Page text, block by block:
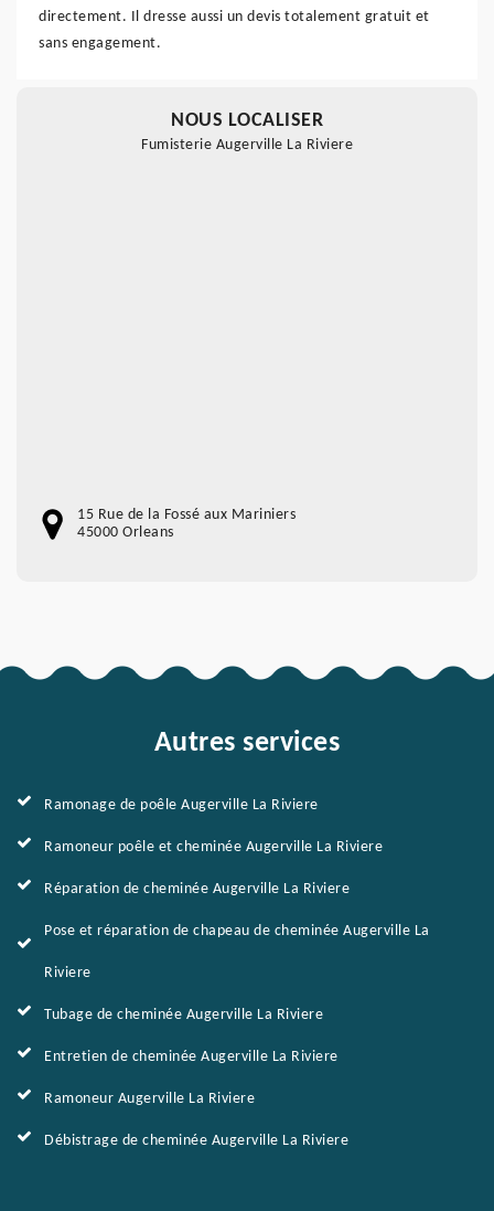
directement. Il dresse aussi un devis totalement gratuit et
sans engagement.
NOUS LOCALISER
Fumisterie Augerville La Riviere
15 Rue de la Fossé aux Mariniers
45000 Orleans
Autres services
Ramonage de poêle Augerville La Riviere
Ramoneur poêle et cheminée Augerville La Riviere
Réparation de cheminée Augerville La Riviere
Pose et réparation de chapeau de cheminée Augerville La
Riviere
Tubage de cheminée Augerville La Riviere
Entretien de cheminée Augerville La Riviere
Ramoneur Augerville La Riviere
Débistrage de cheminée Augerville La Riviere